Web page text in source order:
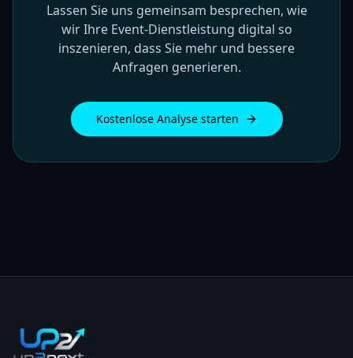
Lassen Sie uns gemeinsam besprechen, wie
wir Ihre Event-Dienstleistung digital so
inszenieren, dass Sie mehr und bessere
Anfragen generieren.
Kostenlose Analyse starten